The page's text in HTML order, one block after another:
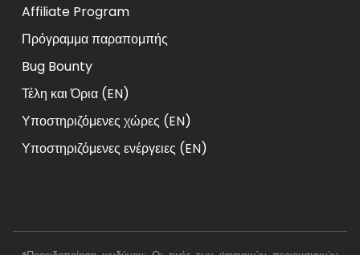
Affiliate Program
Πρόγραμμα παραπομπής
Bug Bounty
Τέλη και Όρια (EN)
Υποστηριζόμενες χώρες (EN)
Υποστηριζόμενες ενέργειες (EN)